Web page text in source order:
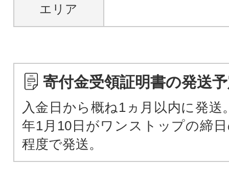
エリア
寄付金受領証明書の発送
入金日から概ね1ヵ月以内に発
年1月10日がワンストップの締
程度で発送。